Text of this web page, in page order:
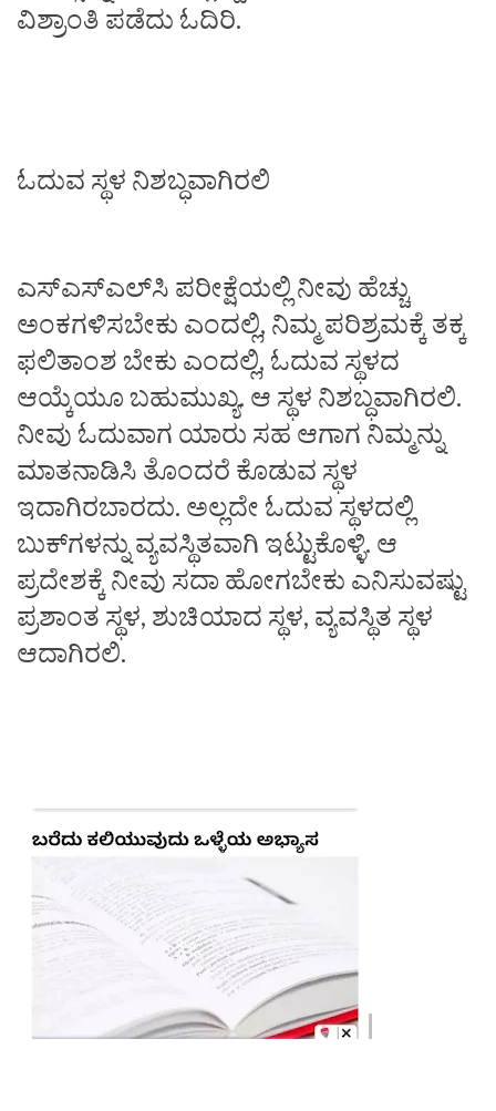
ವಿಶ್ರಾಂತಿ ಪಡೆದು ಓದಿರಿ.
ಓದುವ ಸ್ಥಳ ನಿಶಬ್ಧವಾಗಿರಲಿ
ಎಸ್‌ಎಸ್‌ಎಲ್‌ಸಿ ಪರೀಕ್ಷೆಯಲ್ಲಿ ನೀವು ಹೆಚ್ಚು
ಅಂಕಗಳಿಸಬೇಕು ಎಂದಲ್ಲಿ, ನಿಮ್ಮ ಪರಿಶ್ರಮಕ್ಕೆ ತಕ್ಕ
ಫಲಿತಾಂಶ ಬೇಕು ಎಂದಲ್ಲಿ, ಓದುವ ಸ್ಥಳದ
ಆಯ್ಕೆಯೂ ಬಹುಮುಖ್ಯ. ಆ ಸ್ಥಳ ನಿಶಬ್ಧವಾಗಿರಲಿ.
ನೀವು ಓದುವಾಗ ಯಾರು ಸಹ ಆಗಾಗ ನಿಮ್ಮನ್ನು
ಮಾತನಾಡಿಸಿ ತೊಂದರೆ ಕೊಡುವ ಸ್ಥಳ
ಇದಾಗಿರಬಾರದು. ಅಲ್ಲದೇ ಓದುವ ಸ್ಥಳದಲ್ಲಿ
ಬುಕ್‌ಗಳನ್ನು ವ್ಯವಸ್ಥಿತವಾಗಿ ಇಟ್ಟುಕೊಳ್ಳಿ. ಆ
ಪ್ರದೇಶಕ್ಕೆ ನೀವು ಸದಾ ಹೋಗಬೇಕು ಎನಿಸುವಷ್ಟು
ಪ್ರಶಾಂತ ಸ್ಥಳ, ಶುಚಿಯಾದ ಸ್ಥಳ, ವ್ಯವಸ್ಥಿತ ಸ್ಥಳ
ಆದಾಗಿರಲಿ.